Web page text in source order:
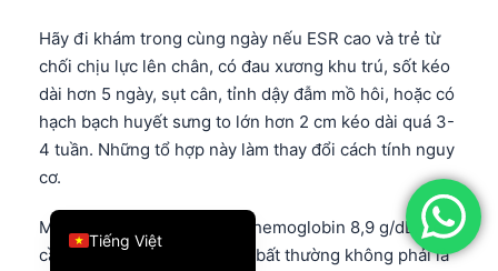
Hãy đi khám trong cùng ngày nếu ESR cao và trẻ từ
chối chịu lực lên chân, có đau xương khu trú, sốt kéo
dài hơn 5 ngày, sụt cân, tỉnh dậy đẫm mồ hôi, hoặc có
hạch bạch huyết sưng to lớn hơn 2 cm kéo dài quá 3-
4 tuần. Những tổ hợp này làm thay đổi cách tính nguy
cơ.
Một trẻ có ESR 72 mm/giờ, hemoglobin 8,9 g/dL, tiểu
cầu 38 x 10^9/L và bầm tím bất thường không phải là
Tiếng Việt
العربية
Français
עִבְרִית